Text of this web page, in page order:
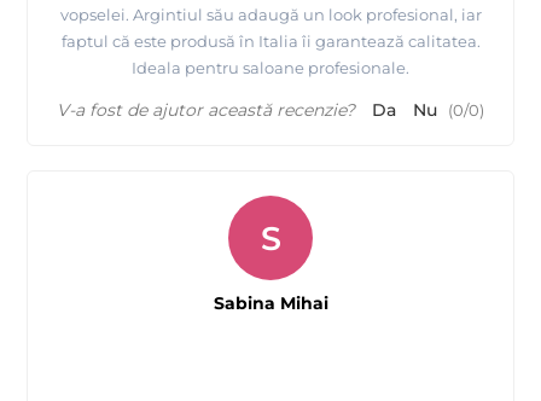
vopselei. Argintiul său adaugă un look profesional, iar
faptul că este produsă în Italia îi garantează calitatea.
Ideala pentru saloane profesionale.
V-a fost de ajutor această recenzie? Da Nu (0/0)
S
Sabina Mihai